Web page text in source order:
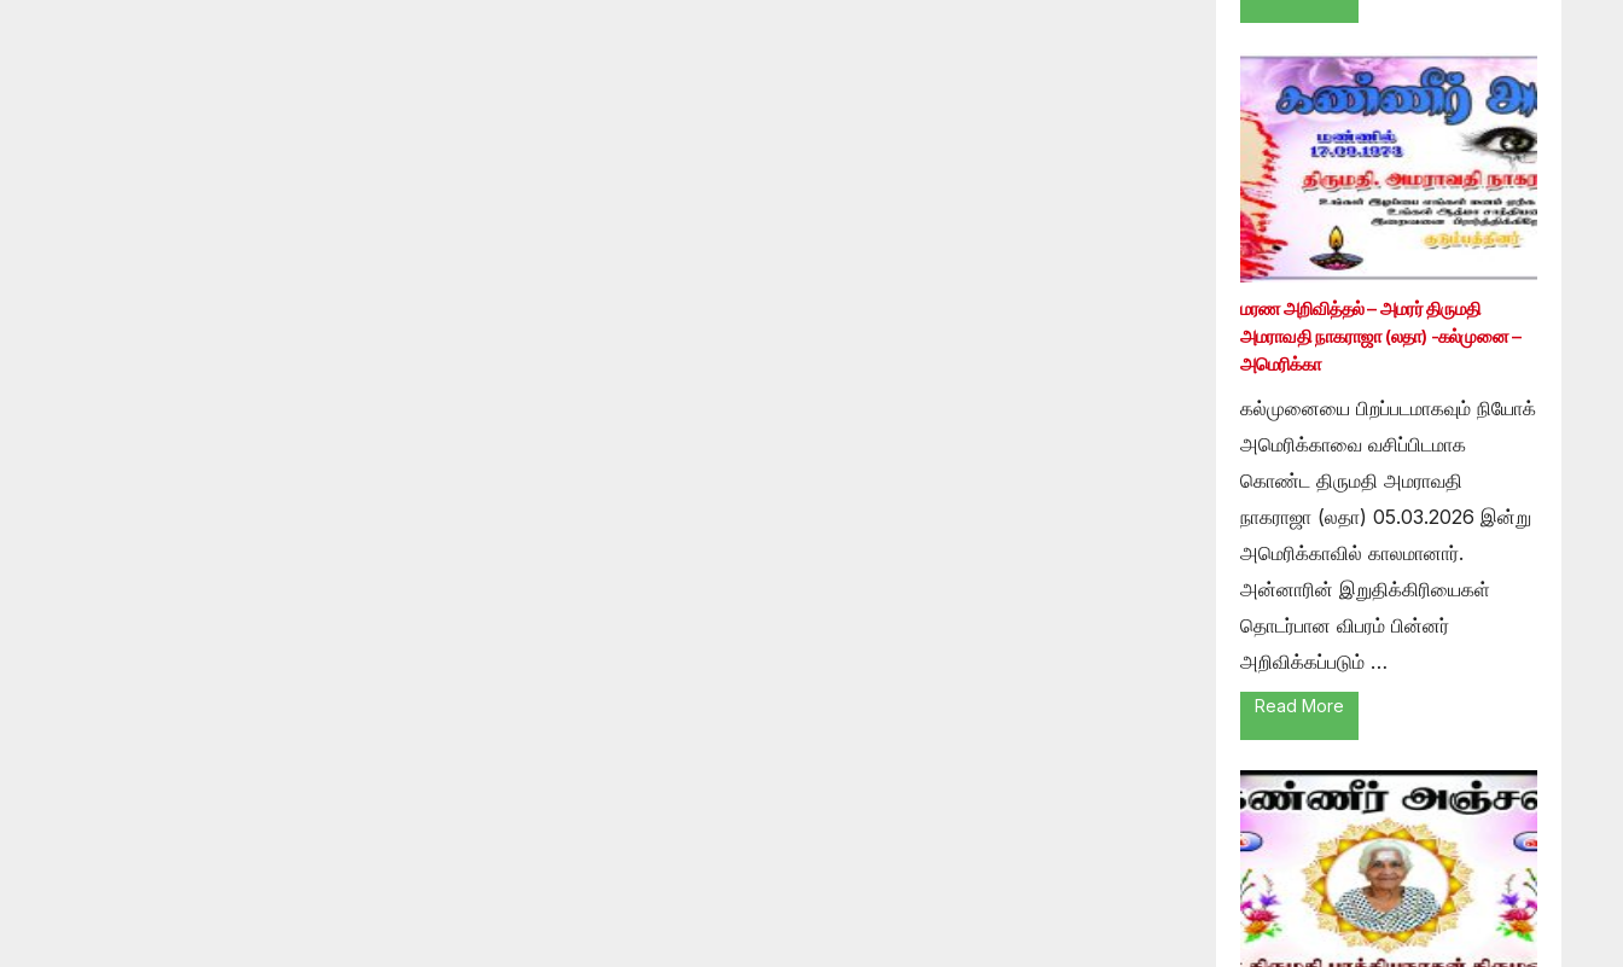
மரண அறிவித்தல் – அமரர் திருமதி
அமராவதி நாகராஜா (லதா) -கல்முனை –
அமெரிக்கா
கல்முனையை பிறப்படமாகவும் நியோக்
அமெரிக்காவை வசிப்பிடமாக
கொண்ட திருமதி அமராவதி
நாகராஜா (லதா) 05.03.2026 இன்று
அமெரிக்காவில் காலமானார்.
அன்னாரின் இறுதிக்கிரியைகள்
தொடர்பான விபரம் பின்னர்
அறிவிக்கப்படும் …
Read More